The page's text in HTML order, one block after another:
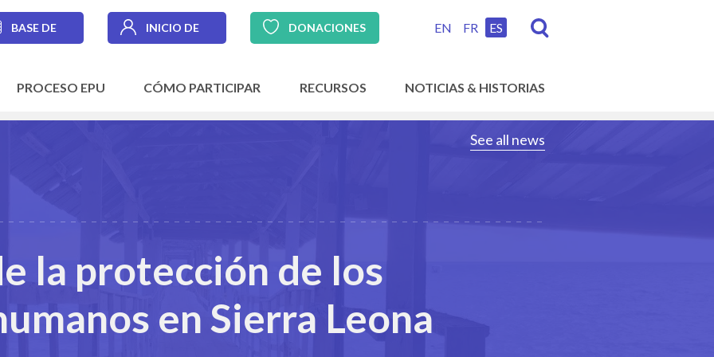
BASE DE INICIO DE DONACIONES EN FR ES
PROCESO EPU CÓMO PARTICIPAR RECURSOS NOTICIAS & HISTORIAS
See all news
la protección de los
en Sierra Leona